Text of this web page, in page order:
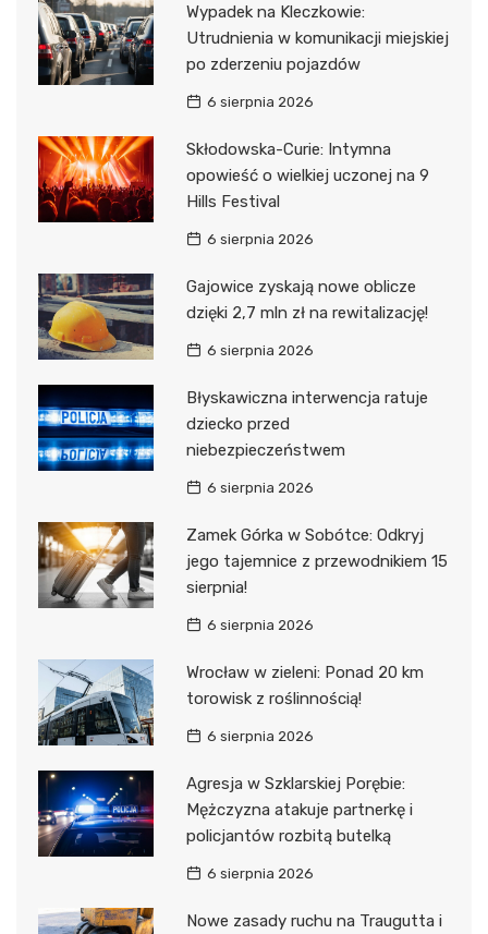
Wypadek na Kleczkowie:
Utrudnienia w komunikacji miejskiej
po zderzeniu pojazdów
6 sierpnia 2026
Skłodowska-Curie: Intymna
opowieść o wielkiej uczonej na 9
Hills Festival
6 sierpnia 2026
Gajowice zyskają nowe oblicze
dzięki 2,7 mln zł na rewitalizację!
6 sierpnia 2026
Błyskawiczna interwencja ratuje
dziecko przed
niebezpieczeństwem
6 sierpnia 2026
Zamek Górka w Sobótce: Odkryj
jego tajemnice z przewodnikiem 15
sierpnia!
6 sierpnia 2026
Wrocław w zieleni: Ponad 20 km
torowisk z roślinnością!
6 sierpnia 2026
Agresja w Szklarskiej Porębie:
Mężczyzna atakuje partnerkę i
policjantów rozbitą butelką
6 sierpnia 2026
Nowe zasady ruchu na Traugutta i